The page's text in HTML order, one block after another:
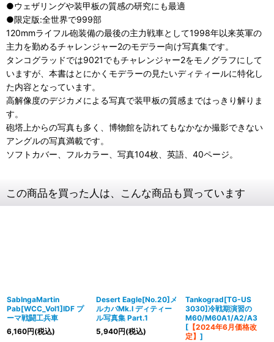
●ウェザリングや装甲板の質感の研究にも最適
●限定版:全世界で999部
120mmライフル砲装備の最後の主力戦車として1998年以来英軍の
主力を勤めるチャレンジャー2のモデラー向け写真集です。
タンコグラッドでは9021でもチャレンジャー2をモノグラフにして
いますが、本書はとにかくモデラーの見たいディティールに特化し
た内容となっています。
高解像度のデジカメによる写真で装甲板の質感まではっきり解りま
す。
砲塔上からの写真も多く、博物館を訪れてもなかなか撮影できない
アングルの写真満載です。
ソフトカバー、フルカラー、写真104枚、英語、40ページ。
この商品を買った人は、こんな商品も買っています
SabIngaMartin
Pab[WCC_Vol1]IDF プ
ーマ戦闘工兵車
6,160円(税込)
Desert Eagle[No.20]メ
ルカバMk.I ディティー
ル写真集 Part.1
5,940円(税込)
Tankograd[TG-US
3030]冷戦期演習の
M60/M60A1/A2/A3
[ 【2024年6月価格改
定】 ]